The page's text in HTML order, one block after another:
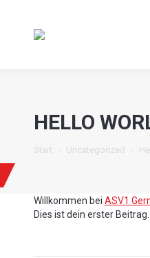
HELLO
Start Uncategorized
Willkommen bei ASV1
Dies ist dein erster